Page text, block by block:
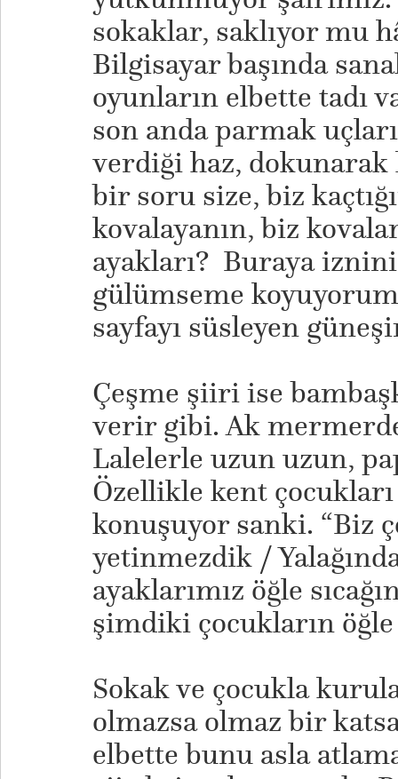
sokaklar, saklıyor mu
Bilgisayar başında
oyunların elbette tadı
son anda parmak
verdiği haz, dokunarak
bir soru size, biz
kovalayanın, biz
ayakları? Buraya
gülümseme
sayfayı süsleyen
Çeşme şiiri ise
verir gibi. Ak
Lalelerle uzun uzun,
Özellikle kent
konuşuyor sanki. “Biz
yetinmezdik /
ayaklarımız öğle
şimdiki çocukların öğle
Sokak ve çocukla
olmazsa olmaz bir
elbette bunu asla